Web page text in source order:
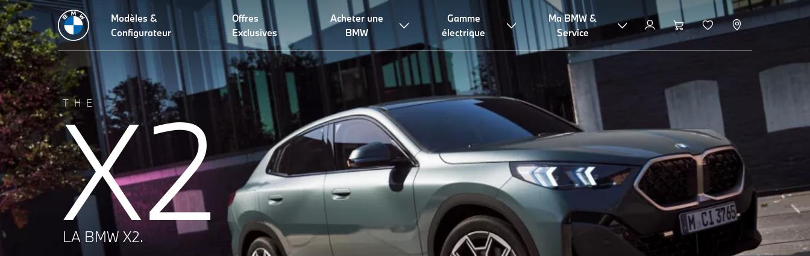
Modèles &
Configurateur
Offres
Exclusives
Acheter une
BMW
Gamme
électrique
Ma BMW &
Service
THE
X2
LA BMW X2.
Caractéristiques techniques Design Qualites dynamiques Technologies Financement & leasing Conseils & services Configuration et prix